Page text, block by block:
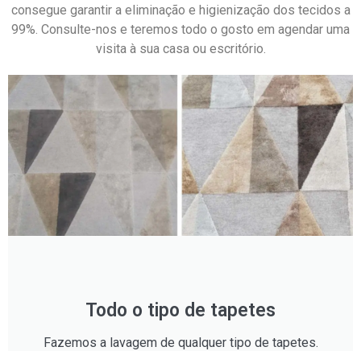
consegue garantir a eliminação e higienização dos tecidos a
99%. Consulte-nos e teremos todo o gosto em agendar uma
visita à sua casa ou escritório.
Todo o tipo de tapetes
Fazemos a lavagem de qualquer tipo de tapetes.